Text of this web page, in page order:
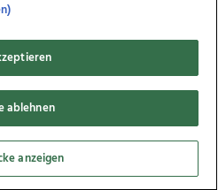
Zeitungs GmbH & Co KG
by11x11.net
bearbeiten
ablehnen
anzeigen